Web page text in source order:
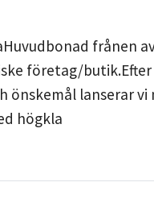
frånen
företag/butik.Efter
önskemål lanserar vi
högkla